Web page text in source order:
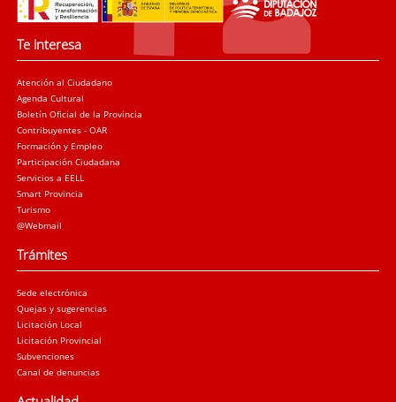
Te interesa
Atención al Ciudadano
Agenda Cultural
Boletín Oficial de la Provincia
Contribuyentes - OAR
Formación y Empleo
Participación Ciudadana
Servicios a EELL
Smart Provincia
Turismo
@Webmail
Trámites
Sede electrónica
Quejas y sugerencias
Licitación Local
Licitación Provincial
Subvenciones
Canal de denuncias